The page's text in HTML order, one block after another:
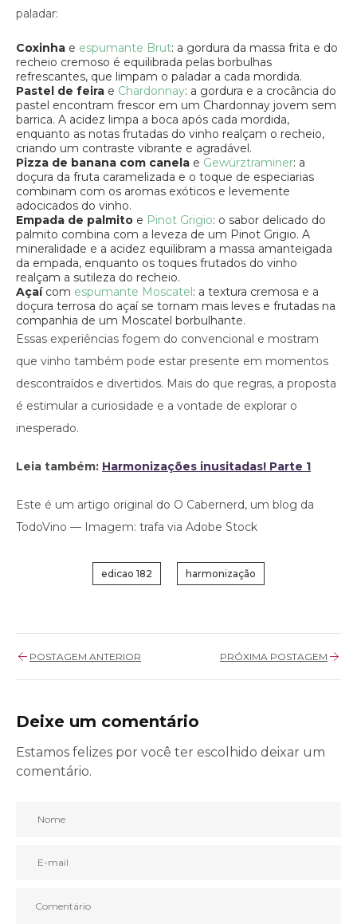
paladar:
Coxinha e espumante Brut: a gordura da massa frita e do
recheio cremoso é equilibrada pelas borbulhas
refrescantes, que limpam o paladar a cada mordida.
Pastel de feira e Chardonnay: a gordura e a crocância do
pastel encontram frescor em um Chardonnay jovem sem
barrica. A acidez limpa a boca após cada mordida,
enquanto as notas frutadas do vinho realçam o recheio,
criando um contraste vibrante e agradável.
Pizza de banana com canela e Gewürztraminer: a
doçura da fruta caramelizada e o toque de especiarias
combinam com os aromas exóticos e levemente
adocicados do vinho.
Empada de palmito e Pinot Grigio: o sabor delicado do
palmito combina com a leveza de um Pinot Grigio. A
mineralidade e a acidez equilibram a massa amanteigada
da empada, enquanto os toques frutados do vinho
realçam a sutileza do recheio.
Açaícom espumante Moscatel : a textura cremosa e a
doçura terrosa do açaí se tornam mais leves e frutadas na
companhia de um Moscatel borbulhante.
Essas experiências fogem do convencional e mostram
que vinho também pode estar presente em momentos
descontraídos e divertidos. Mais do que regras, a proposta
é estimular a curiosidade e a vontade de explorar o
inesperado.
Leia também: Harmonizações inusitadas! Parte 1
Este é um artigo original do O Cabernerd, um blog da
TodoVino — Imagem: trafa via Adobe Stock
edicao 182 harmonização
POSTAGEM ANTERIOR PRÓXIMA POSTAGEM
Deixe um comentário
Estamos felizes por você ter escolhido deixar um
comentário.